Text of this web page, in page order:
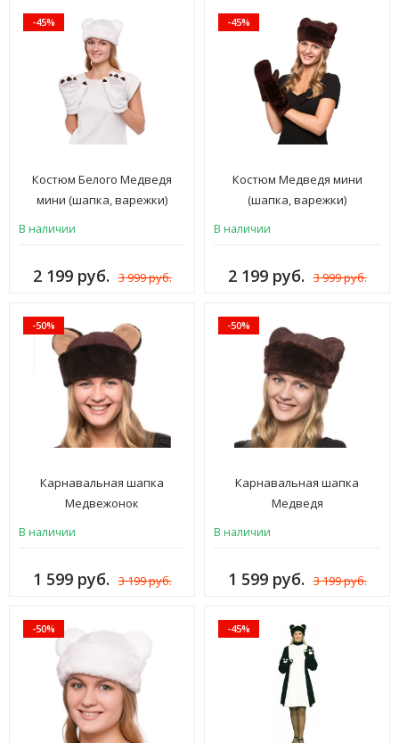
-45%
Костюм Белого Медведя
мини (шапка, варежки)
В наличии
2 199 руб. 3 999 руб.
-45%
Костюм Медведя мини
(шапка, варежки)
В наличии
2 199 руб. 3 999 руб.
-50%
Карнавальная шапка
Медвежонок
В наличии
1 599 руб. 3 199 руб.
-50%
Карнавальная шапка
Медведя
В наличии
1 599 руб. 3 199 руб.
-50% -45%